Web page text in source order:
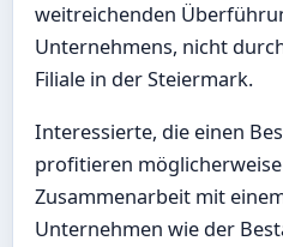
weitreichenden
Unternehmens, nicht
Filiale in der Steiermark.
Interessierte, die einen
profitieren
Zusammenarbeit mit
Unternehmen wie der